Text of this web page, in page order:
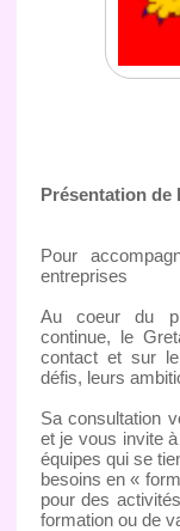
Présentation de
Pour
entreprises
Au coeur du
continue, le
contact et sur
défis, leurs
Sa consultation
et je vous invite
équipes qui se
besoins en «
pour des
formation ou de